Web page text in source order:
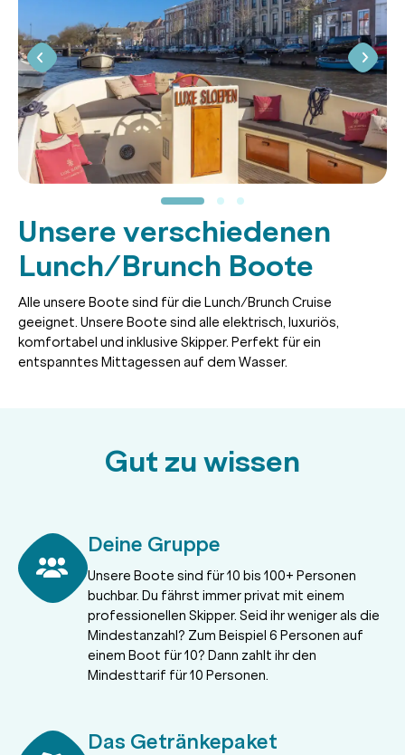
Unsere verschiedenen
Lunch/Brunch Boote
Alle unsere Boote sind für die Lunch/Brunch Cruise
geeignet. Unsere Boote sind alle elektrisch, luxuriös,
komfortabel und inklusive Skipper. Perfekt für ein
entspanntes Mittagessen auf dem Wasser.
Gut zu wissen
Deine Gruppe
Unsere Boote sind für 10 bis 100+ Personen
buchbar. Du fährst immer privat mit einem
professionellen Skipper. Seid ihr weniger als die
Mindestanzahl? Zum Beispiel 6 Personen auf
einem Boot für 10? Dann zahlt ihr den
Mindesttarif für 10 Personen.
Das Getränkepaket